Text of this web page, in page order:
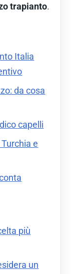
trapianto.
Italia
da cosa
capelli
e
più
un